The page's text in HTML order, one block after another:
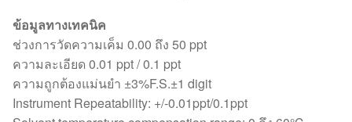
ข้อมูลทางเทคนิค
ช่วงการวัดความเค็ม 0.00 ถึง 50 ppt
ความละเอียด 0.01 ppt / 0.1 ppt
ความถูกต้องแม่นยำ ±3%F.S.±1 digit
Instrument Repeatability: +/-0.01ppt/0.1ppt